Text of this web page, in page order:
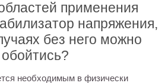
применения
напряжения,
без него можно
обойтись?
необходимым в физически